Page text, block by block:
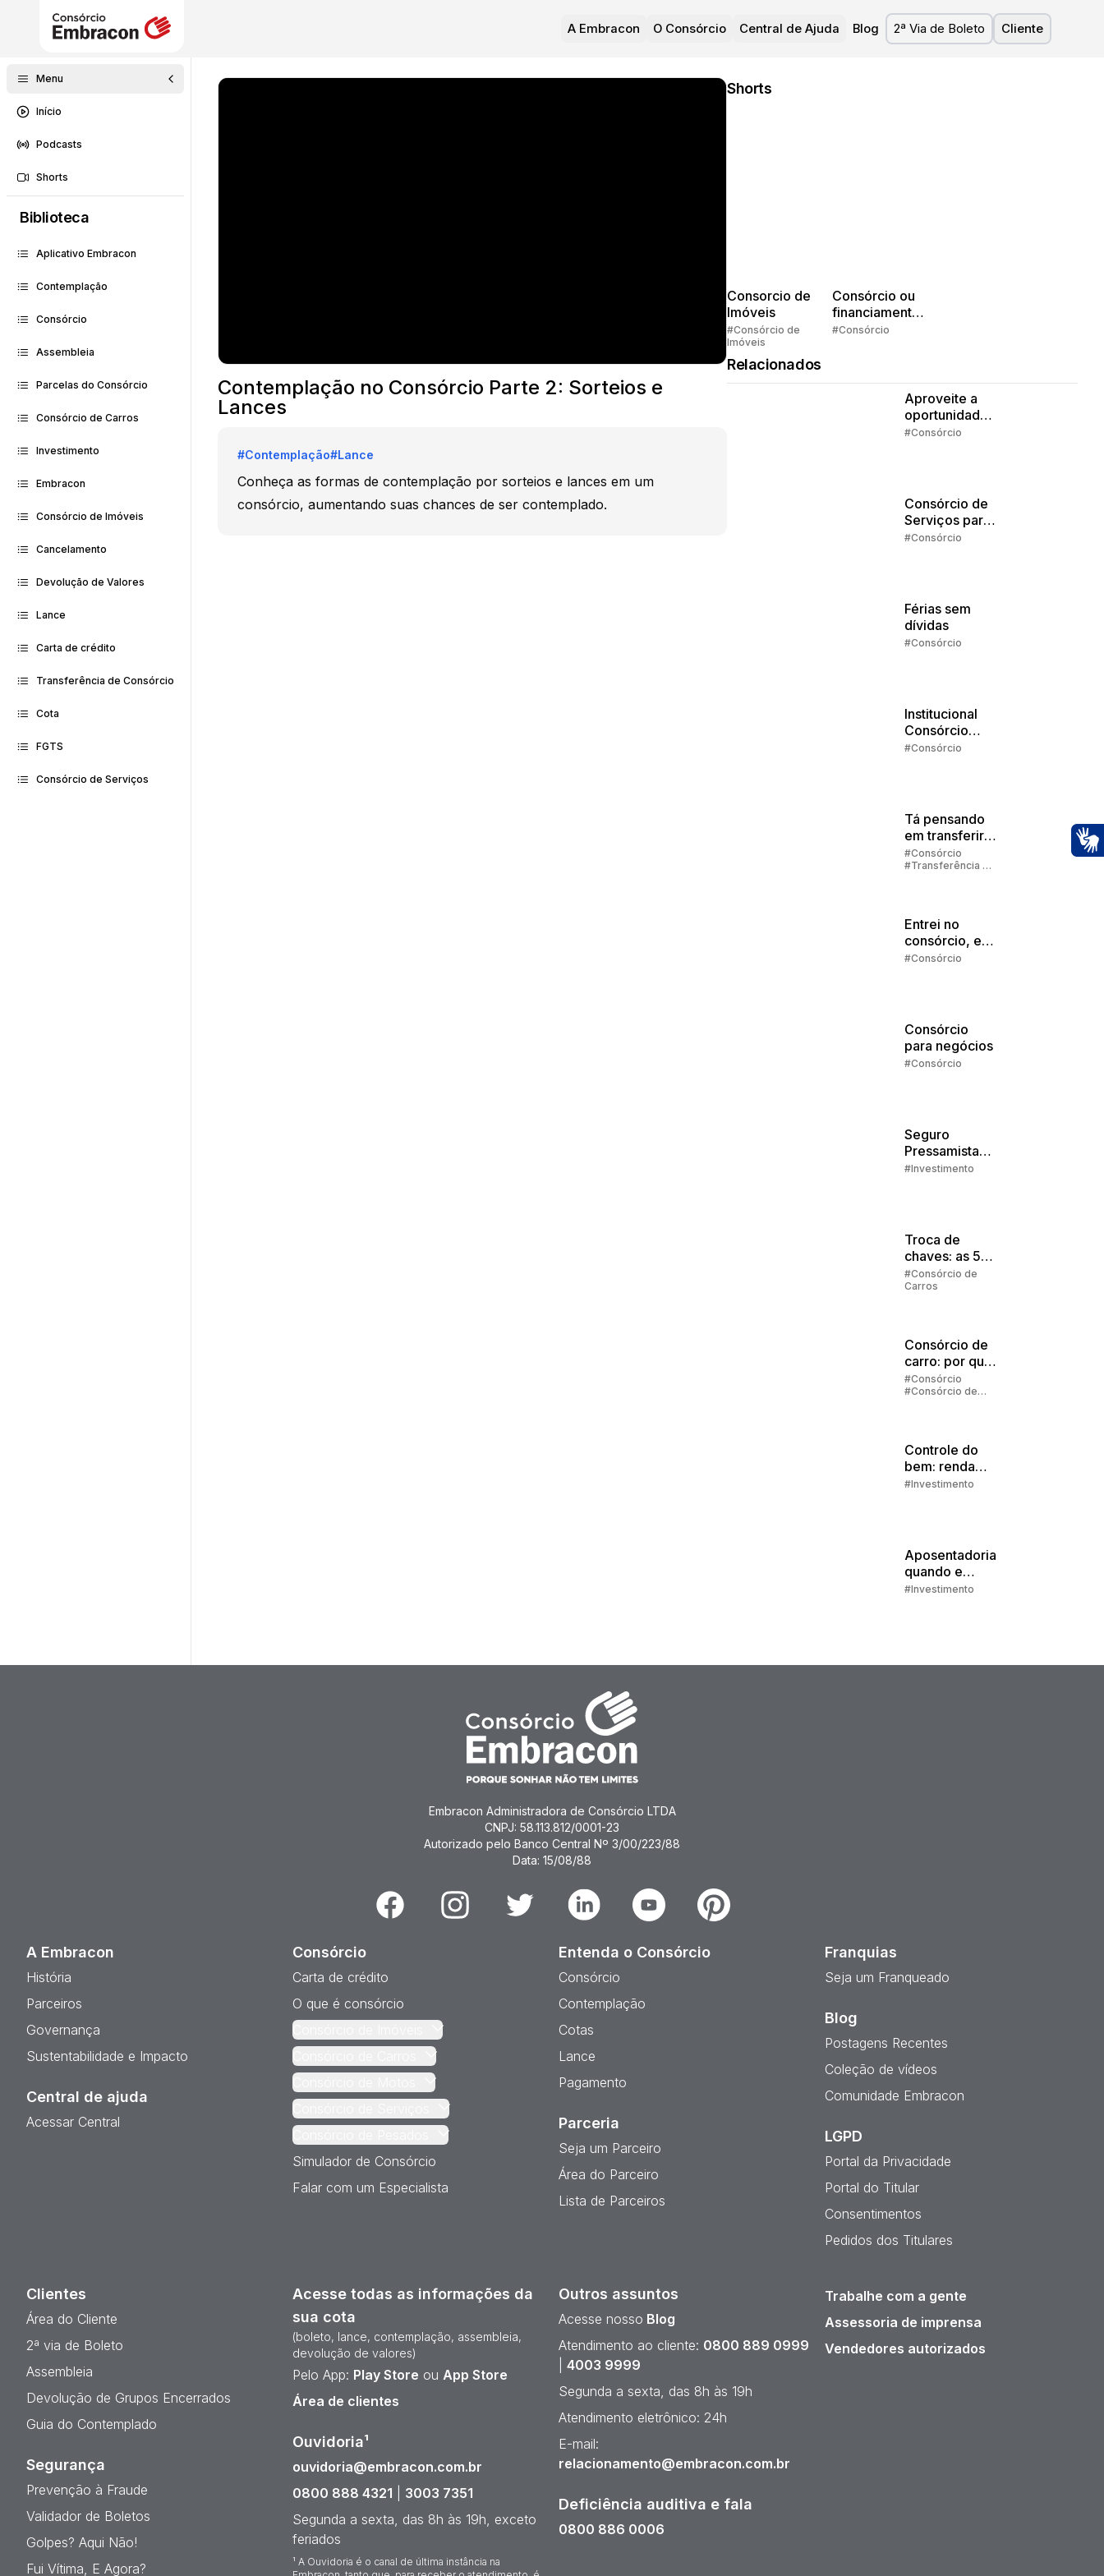
A Embracon O Consórcio Central de Ajuda Blog 2ª Via de Boleto Cliente
Menu
Início
Podcasts
Shorts
Biblioteca
Aplicativo Embracon
Contemplação
Consórcio
Assembleia
Parcelas do Consórcio
Consórcio de Carros
Investimento
Embracon
Consórcio de Imóveis
Cancelamento
Devolução de Valores
Lance
Carta de crédito
Transferência de Consórcio
Cota
FGTS
Consórcio de Serviços
Contemplação no Consórcio Parte 2: Sorteios e
Lances
#Contemplação#Lance
Conheça as formas de contemplação por sorteios e lances em um
consórcio, aumentando suas chances de ser contemplado.
Shorts
Consorcio de
Imóveis
#Consórcio de
Imóveis
Consórcio ou
financiamento?
Quem pensa
#Consórcio
Relacionados
Aproveite a
oportunidade
da isenção de
#Consórcio
Consórcio de
Serviços para
Estudos: o que
#Consórcio
Férias sem
dívidas
#Consórcio
Institucional
Consórcio
Embracon
#Consórcio
Tá pensando
em transferir
sua cota de
consórcio?
#Consórcio
#Transferência de
Entrei no
consórcio, e
agora?
#Consórcio
Consórcio
para negócios
#Consórcio
Seguro
Pressamista
Embracon
#Investimento
Troca de
chaves: as 5
regras
principais
#Consórcio de
Carros
Consórcio de
carro: por que
vale a pena
investir?
#Consórcio
#Consórcio de
Controle do
bem: renda
extra
#Investimento
Aposentadoria:
quando e
como se
#Investimento
Embracon Administradora de Consórcio LTDA
CNPJ: 58.113.812/0001-23
Autorizado pelo Banco Central Nº 3/00/223/88
Data: 15/08/88
Facebook Instagram Twitter Linkedin Youtube Pinterest
A Embracon
História
Parceiros
Governança
Sustentabilidade e Impacto
Central de ajuda
Acessar Central
Consórcio
Carta de crédito
O que é consórcio
Simulador de Consórcio
Falar com um Especialista
Entenda o Consórcio
Consórcio
Contemplação
Cotas
Lance
Pagamento
Parceria
Seja um Parceiro
Área do Parceiro
Lista de Parceiros
Franquias
Seja um Franqueado
Blog
Postagens Recentes
Coleção de vídeos
Comunidade Embracon
LGPD
Portal da Privacidade
Portal do Titular
Consentimentos
Pedidos dos Titulares
Clientes
Área do Cliente
2ª via de Boleto
Assembleia
Devolução de Grupos Encerrados
Guia do Contemplado
Segurança
Prevenção à Fraude
Validador de Boletos
Golpes? Aqui Não!
Fui Vítima, E Agora?
Acesse todas as informações da
sua cota
(boleto, lance, contemplação, assembleia,
devolução de valores)
Pelo App: Play Store ou App Store
Área de clientes
Ouvidoria¹
ouvidoria@embracon.com.br
0800 888 4321
3003 7351
Segunda a sexta, das 8h às 19h, exceto
feriados
¹ A Ouvidoria é o canal de última instância na
Outros assuntos
Acesse nosso Blog
Atendimento ao cliente: 0800 889 0999
4003 9999
Segunda a sexta, das 8h às 19h
Atendimento eletrônico: 24h
E-mail:
relacionamento@embracon.com.br
Deficiência auditiva e fala
0800 886 0006
Trabalhe com a gente
Assessoria de imprensa
Vendedores autorizados